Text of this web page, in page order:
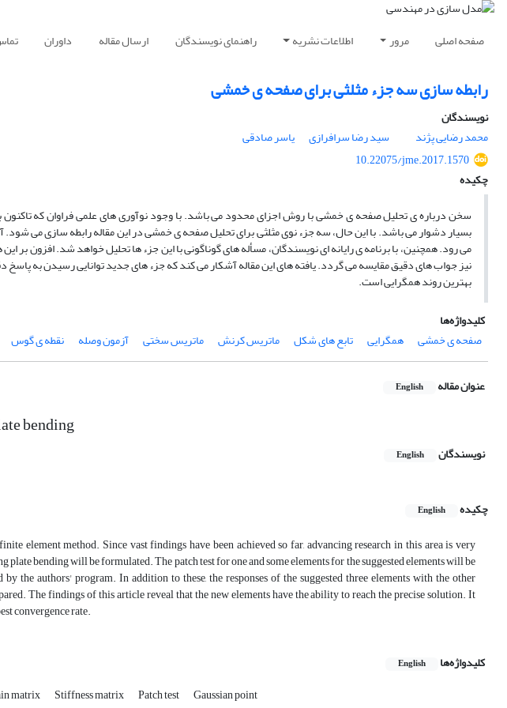
صفحه اصلی مرور اطلاعات نشریه راهنمای نویسندگان ارسال مقاله داوران
رابطه‏ سازی سه جزء مثلثی برای صفحه‏ ی خمشی
نویسندگان
محمد رضایی پژند
سید رضا سرافرازی
یاسر صادقی
10.22075/jme.2017.1570
چکیده
سخن درباره ی تحلیل صفحه ی خمشی با روش اجزای محدود می باشد. با وجود نوآوری های علمی فراوان که
بسیار دشوار می باشد. با این حال، سه جزء نوی مثلثی برای تحلیل صفحه ی خمشی در این مقاله رابطه سازی می
می رود. همچنین، با برنامه ی رایانه ای نویسندگان، مسأله های گوناگونی با این جزء ها تحلیل خواهد شد. افزون بر
نیز جواب های دقیق مقایسه می گردد. یافته های این مقاله آشکار می کند که جزء های جدید توانایی رسیدن به پاسخ
بهترین روند همگرایی است.
کلیدواژه‌ها
صفحه‏ ی خمشی
همگرایی تابع‏ های شکل ماتریس کرنش ماتریس سختی آزمون وصله نقطه‏ ی گوس
عنوان مقاله English
bending
نویسندگان English
چکیده
English
element method. Since vast findings have been achieved so far, advancing research in this area is very
bending will be formulated. The patch test for one and some elements for the suggested elements will be
the authors' program. In addition to these, the responses of the suggested three elements with the other
The findings of this article reveal that the new elements have the ability to reach the precise solution. It
convergence rate.
کلیدواژه‌ها English
matrix Stiffness matrix Patch test Gaussian point